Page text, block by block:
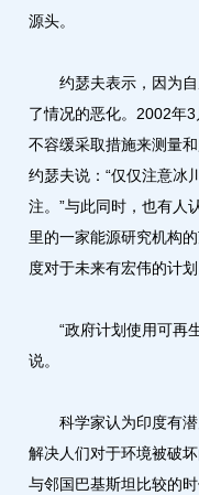
源头。
约瑟夫表示，因为自
了情况的恶化。2002年
不容缓采取措施来测量
约瑟夫说：“仅仅注意冰
注。”与此同时，也有人
里的一家能源研究机构
度对于未来有宏伟的计划
“政府计划使用可再生
说。
科学家认为印度有潜
解决人们对于环境被破
与邻国巴基斯坦比较的时